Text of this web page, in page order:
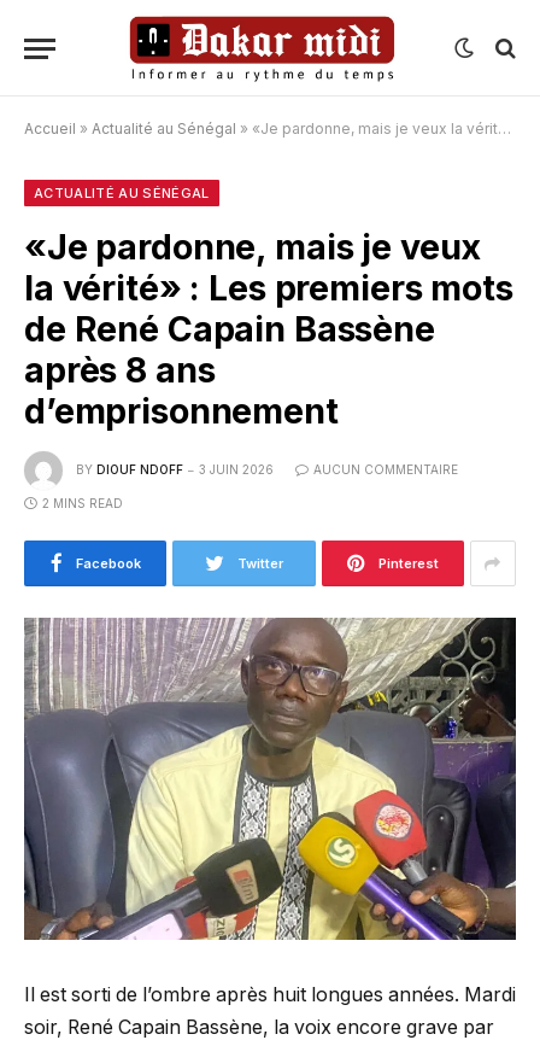
Accueil » Actualité au Sénégal » «Je pardonne, mais je veux la vérité» : Les premiers mots de René Capain Bassène après 8 ans d’emprisonnement
ACTUALITÉ AU SÉNÉGAL
«Je pardonne, mais je veux
la vérité» : Les premiers mots
de René Capain Bassène
après 8 ans
d’emprisonnement
BY DIOUF NDOFF 3 JUIN 2026 AUCUN COMMENTAIRE
2 MINS READ
Facebook Twitter Pinterest
Il est sorti de l’ombre après huit longues années. Mardi
soir, René Capain Bassène, la voix encore grave par